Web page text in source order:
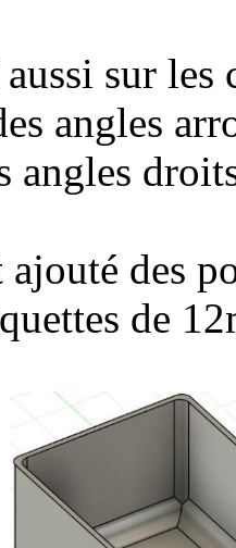
sur
angles
angles
ajouté des
de